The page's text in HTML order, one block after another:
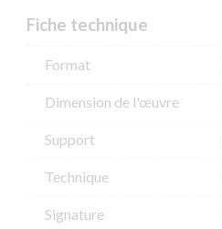
Fiche technique
Format
Dimension de l'​œuvre
Support
Technique
Signature